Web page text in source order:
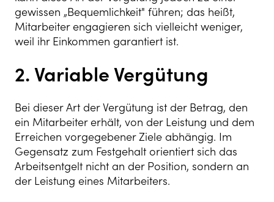
gewissen „Bequemlichkeit" führen; das heißt,
Mitarbeiter engagieren sich vielleicht weniger,
weil ihr Einkommen garantiert ist.
2. Variable Vergütung
Bei dieser Art der Vergütung ist der Betrag, den
ein Mitarbeiter erhält, von der Leistung und dem
Erreichen vorgegebener Ziele abhängig. Im
Gegensatz zum Festgehalt orientiert sich das
Arbeitsentgelt nicht an der Position, sondern an
der Leistung eines Mitarbeiters.